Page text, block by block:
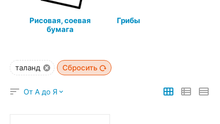
Рисовая, соевая
бумага
Грибы
таланд Сбросить
От А до Я